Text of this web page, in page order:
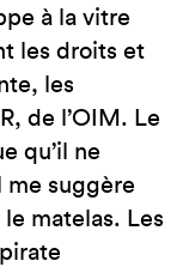
à la vitre
les droits et
les
de l’OIM. Le
qu’il ne
me suggère
matelas. Les